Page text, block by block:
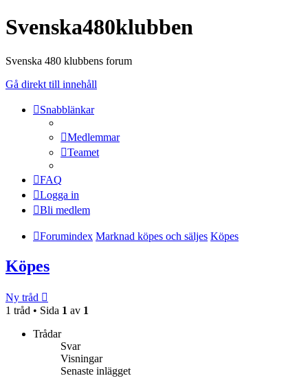
Svenska480klubben
Svenska 480 klubbens forum
Gå direkt till innehåll
Snabblänkar
Medlemmar
Teamet
FAQ
Logga in
Bli medlem
Forumindex Marknad köpes och säljes Köpes
Köpes
Ny tråd
1 tråd • Sida 1 av 1
Trådar
Svar
Visningar
Senaste inlägget